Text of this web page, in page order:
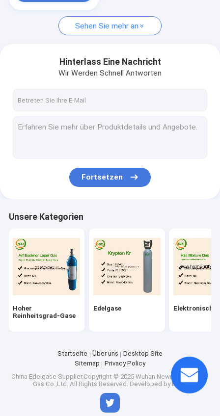
Sehen Sie mehr an
Hinterlass Eine Nachricht
Wir Werden Schnell Antworten
Fortsetzen
Unsere Kategorien
Hoher
Reinheitsgrad-Gase
Edelgase Elektronische
Startseite Über uns
Desktop Site
Sitemap
Privacy Policy
China Edelgase Supplier.Copyright © 2025 Wuhan Newradar Special
Gas Co.,Ltd. All Rights Reserved. Developed byECER